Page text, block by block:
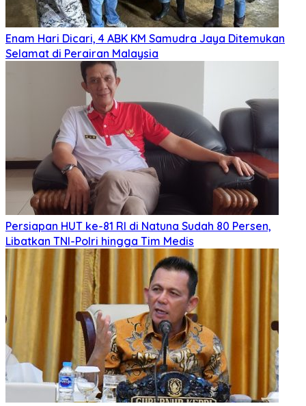
Enam Hari Dicari, 4 ABK KM Samudra Jaya Ditemukan
Selamat di Perairan Malaysia
Persiapan HUT ke-81 RI di Natuna Sudah 80 Persen,
Libatkan TNI-Polri hingga Tim Medis